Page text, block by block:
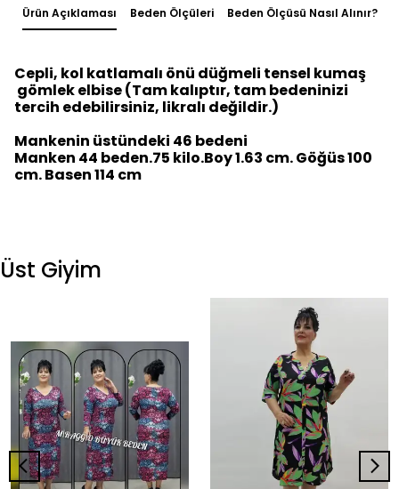
Ürün Açıklaması Beden Ölçüleri Beden Ölçüsü Nasıl Alınır?
Cepli, kol katlamalı önü düğmeli tensel kumaş
gömlek elbise (Tam kalıptır, tam bedeninizi
tercih edebilirsiniz, likralı değildir.)
Mankenin üstündeki 46 bedeni
Manken 44 beden.75 kilo.Boy 1.63 cm. Göğüs 100
cm. Basen 114 cm
Üst Giyim